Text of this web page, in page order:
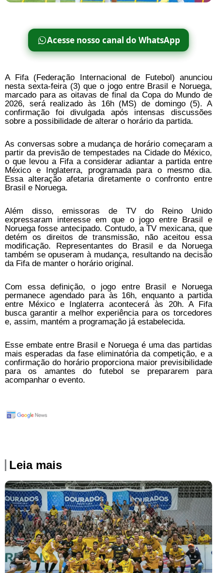
Acesse nosso canal do WhatsApp
A Fifa (Federação Internacional de Futebol) anunciou
nesta sexta-feira (3) que o jogo entre Brasil e Noruega,
marcado para as oitavas de final da Copa do Mundo de
2026, será realizado às 16h (MS) de domingo (5). A
confirmação foi divulgada após intensas discussões
sobre a possibilidade de alterar o horário da partida.
As conversas sobre a mudança de horário começaram a
partir da previsão de tempestades na Cidade do México,
o que levou a Fifa a considerar adiantar a partida entre
México e Inglaterra, programada para o mesmo dia.
Essa alteração afetaria diretamente o confronto entre
Brasil e Noruega.
Além disso, emissoras de TV do Reino Unido
expressaram interesse em que o jogo entre Brasil e
Noruega fosse antecipado. Contudo, a TV mexicana, que
detém os direitos de transmissão, não aceitou essa
modificação. Representantes do Brasil e da Noruega
também se opuseram à mudança, resultando na decisão
da Fifa de manter o horário original.
Com essa definição, o jogo entre Brasil e Noruega
permanece agendado para às 16h, enquanto a partida
entre México e Inglaterra acontecerá às 20h. A Fifa
busca garantir a melhor experiência para os torcedores
e, assim, mantém a programação já estabelecida.
Esse embate entre Brasil e Noruega é uma das partidas
mais esperadas da fase eliminatória da competição, e a
confirmação do horário proporciona maior previsibilidade
para os amantes do futebol se prepararem para
acompanhar o evento.
Leia mais